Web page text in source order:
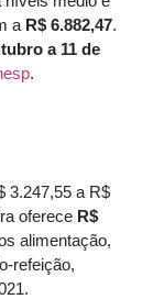
a R$ 6.882,47.
a 11 de
.
3.247,55 a R$
oferece R$
alimentação,
refeição,